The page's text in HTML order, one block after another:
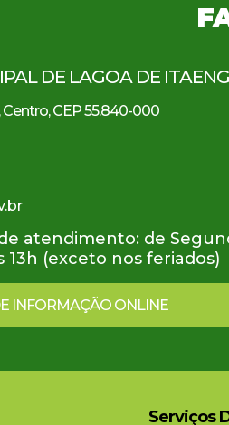
DE LAGOA DE
Centro, CEP 55.840-000
atendimento: de
13h (exceto nos feriados)
INFORMAÇÃO ONLINE
Serviços